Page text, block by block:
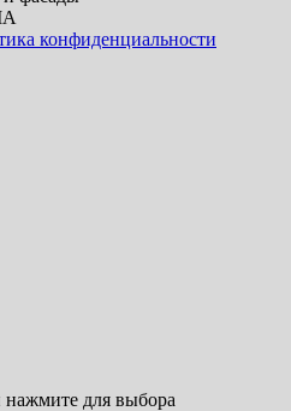
конфиденциальности
для выбора